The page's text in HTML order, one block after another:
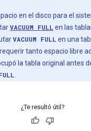
en el disco para el
VACUUM FULL en las
VACUUM FULL en una
tanto espacio libre
la tabla original antes
¿Te resultó útil?